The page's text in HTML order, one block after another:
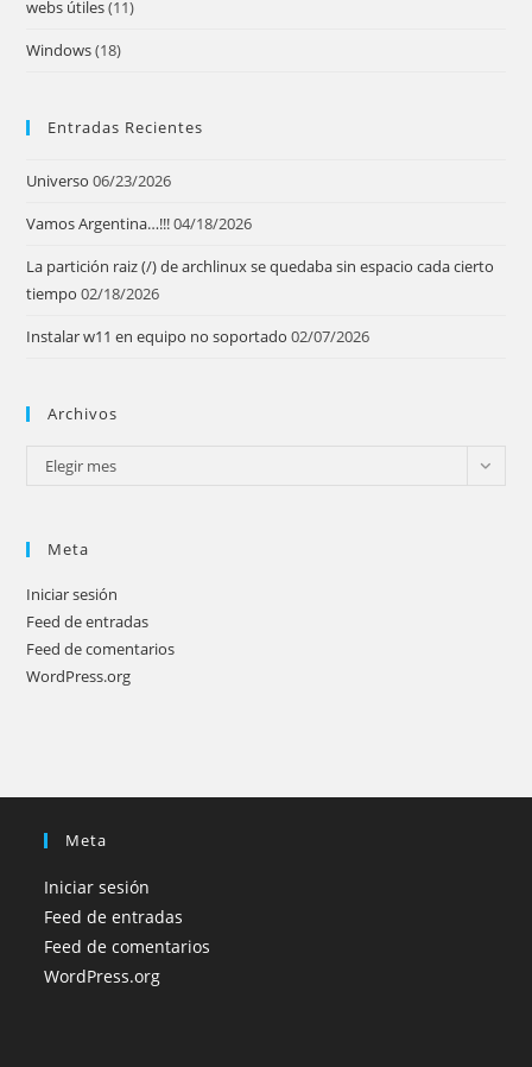
webs útiles(11)
Windows(18)
Entradas Recientes
Universo 06/23/2026
Vamos Argentina…!!!04/18/2026
La partición raiz (/) de archlinux se quedaba sin espacio cada cierto
tiempo 02/18/2026
Instalar w11 en equipo no soportado 02/07/2026
Archivos
Archivos
Elegir mes
Meta
Iniciar sesión
Feed de entradas
Feed de comentarios
WordPress.org
Meta
Iniciar sesión
Feed de entradas
Feed de comentarios
WordPress.org